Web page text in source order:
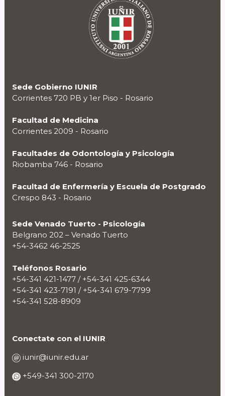
Sede Gobierno IUNIR
Corrientes 720 PB y 1er Piso - Rosario
Facultad de Medicina
Corrientes 2009 - Rosario
Facultades de Odontología y Psicología
Riobamba 746 - Rosario
Facultad de Enfermería y Escuela de Postgrado
Crespo 843 - Rosario
Sede Venado Tuerto - Psicología
Belgrano 202 – Venado Tuerto
+54-3462 46-2525
Teléfonos Rosario
+54-341 421-1477 / +54-341 425-6344
+54-341 423-7191 / +54-341 679-7799
+54-341 528-8909
Conectate con el IUNIR
iunir@iunir.edu.ar
+549-341 300-2170